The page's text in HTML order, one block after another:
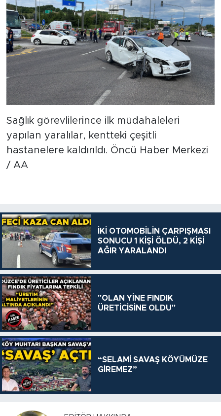
Sağlık görevlilerince ilk müdahaleleri
yapılan yaralılar, kentteki çeşitli
hastanelere kaldırıldı. Öncü Haber Merkezi
/ AA
İKİ OTOMOBİLİN ÇARPIŞMASI
SONUCU 1 KİŞİ ÖLDÜ, 2 KİŞİ
AĞIR YARALANDI
"OLAN YİNE FINDIK
ÜRETİCİSİNE OLDU"
“SELAMİ SAVAŞ KÖYÜMÜZE
GİREMEZ”